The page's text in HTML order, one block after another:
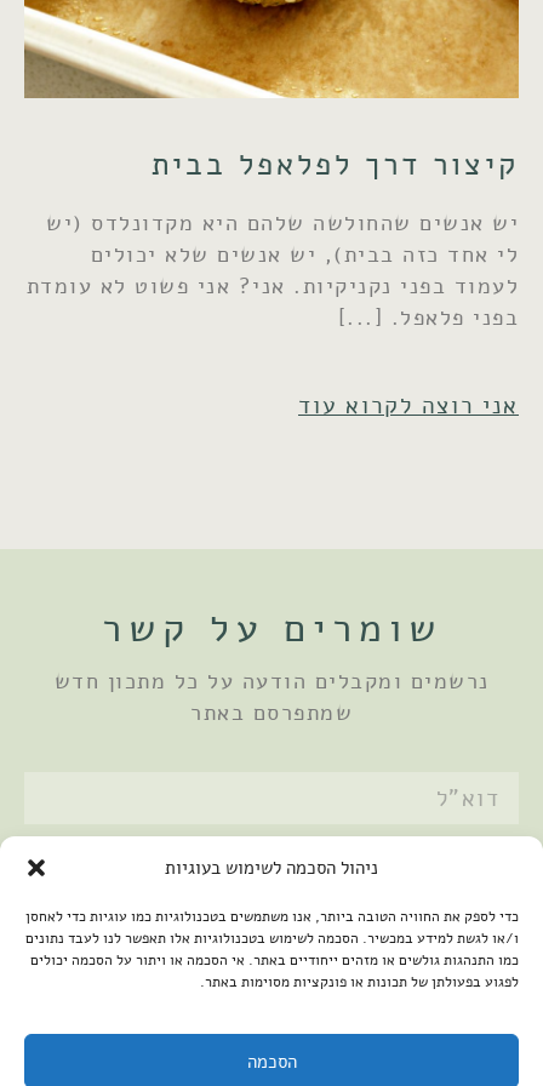
ניהול הסכמה לשימוש בעוגיות
כדי לספק את החוויה הטובה ביותר, אנו משתמשים בטכנולוגיות כמו עוגיות כדי לאחסן
ו/או לגשת למידע במכשיר. הסכמה לשימוש בטכנולוגיות אלו תאפשר לנו לעבד נתונים
כמו התנהגות גולשים או מזהים ייחודיים באתר. אי הסכמה או ויתור על הסכמה יכולים
לפגוע בפעולתן של תכונות או פונקציות מסוימות באתר.
הסכמה
קיצור דרך לפלאפל בבית
יש אנשים שהחולשה שלהם היא מקדונלדס (יש
לי אחד כזה בבית), יש אנשים שלא יכולים
לעמוד בפני נקניקיות. אני? אני פשוט לא עומדת
בפני פלאפל.
אני רוצה לקרוא עוד
שומרים על קשר
נרשמים ומקבלים הודעה על כל מתכון חדש
שמתפרסם באתר
אני מאשר/ת אתמדיניות הפרטיות
שלחתי